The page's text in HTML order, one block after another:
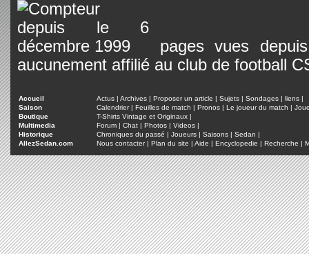
pages vues
aucunement affilié au club de football
Accueil Actus | Archives | Proposer un article | Sujets | Sondages | liens |
Saison
Calendrier| Feuilles de match | Pronos | Le joueur du match |
Boutique
T-Shirts Vintage et Originaux |
Multimedia
Forum | Chat | Photos | Videos |
Historique
Chroniques du passé | Joueurs | Saisons | Sedan |
AllezSedan.com
Nous contacter| Plan du site | Aide | Encyclopedie | Recherche |